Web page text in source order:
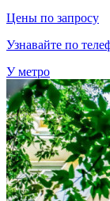
Цены по запросу
Узнавайте по
У метро